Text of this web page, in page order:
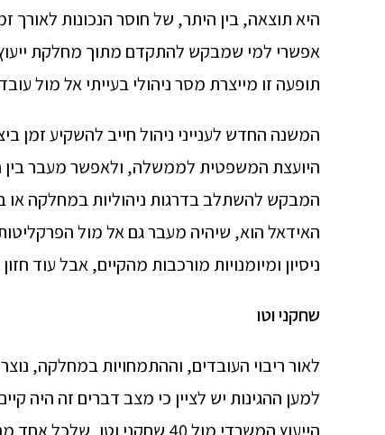
היא תוצאה, בין היתר, של חוסר הנכונות
אפשרי למי שמבקש להתקדם מתוך מחלקת ייעוץ
תופעה זו מייצרת מסר ניהולי בעייתי אל מול
המשנה החדש לענייני ניהול חייב להשקיע זמן
היועצת המשפטית לממשלה, ולאפשר מעבר בין
המבקש להשתלב בדרגות ניהוליות במחלקה או
האידאל הוא, שיהיה מעבר גם אל מול
ניסיון ומיומנויות מורכבות מהקיים, אבל עוד
שחקני וטו
לאור ריבוי העובדים, וההתמחויות במחלקה,
למען ההגינות יש לציין כי מצב דברים זה